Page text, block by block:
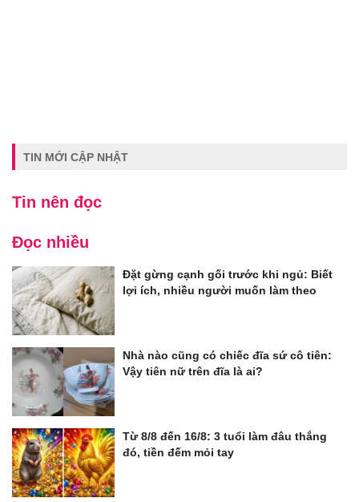
TIN MỚI CẬP NHẬT
Tin nên đọc
Đọc nhiều
Đặt gừng cạnh gối trước khi ngủ: Biết
lợi ích, nhiều người muốn làm theo
Nhà nào cũng có chiếc đĩa sứ cô tiên:
Vậy tiên nữ trên đĩa là ai?
Từ 8/8 đến 16/8: 3 tuổi làm đâu thắng
đó, tiền đếm mỏi tay